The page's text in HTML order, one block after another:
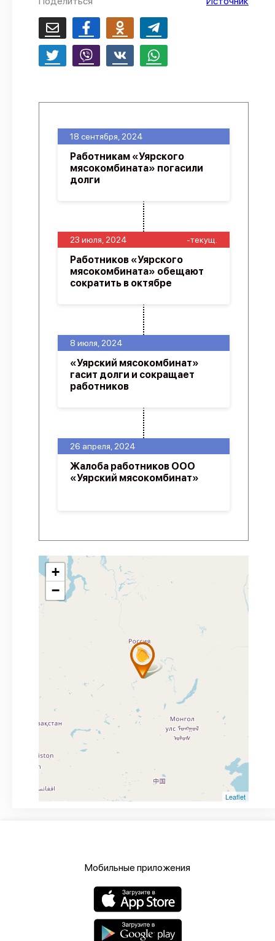
26 апреля, 2024
Жалоба работников ООО
«Уярский мясокомбинат»
8 июля, 2024
«Уярский мясокомбинат»
гасит долги и сокращает
работников
23 июля, 2024 -текущ.
Работников «Уярского
мясокомбината» обещают
сократить в октябре
18 сентября, 2024
Работникам «Уярского
мясокомбината» погасили
долги
+
−
Leaflet
Мобильные приложения